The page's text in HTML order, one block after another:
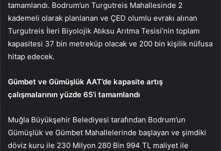
tamamlandı. Bodrum’un Turgutreis Mahallesinde 2
kademeli olarak planlanan ve ÇED olumlu evrakı alınan
Turgutreis İleri Biyolojik Atıksu Arıtma Tesisi’nin toplam
kapasitesi 37 bin metreküp olacak ve 200 bin kişilik nüfusa
hitap edecek.
Gümbet ve Gümüşlük AAT’de kapasite artış
çalışmalarının yüzde 65’i tamamlandı
Muğla Büyükşehir Belediyesi tarafından Bodrum’un
Gümüşlük ve Gümbet Mahallelerinde başlayan ve şimdiki
döviz kuru ile 230 Milyon 280 Bin 994 TL maliyet ile